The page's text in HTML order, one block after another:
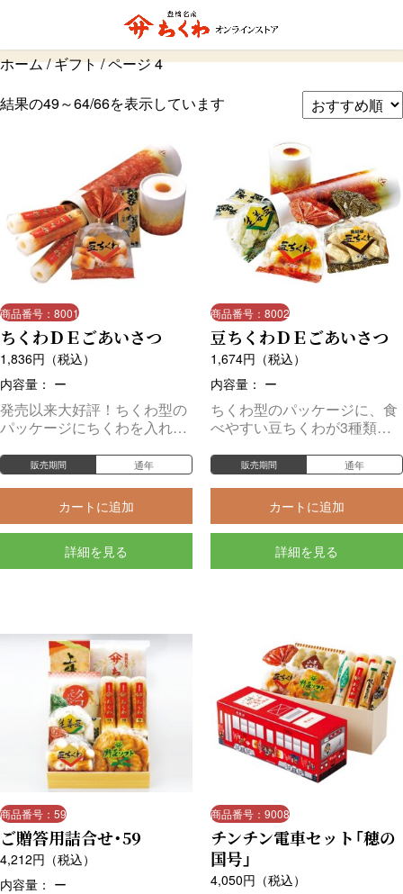
ギフト
ホーム/ギフト/ ページ 4
結果の49～64/66を表示しています
商品番号：8001
ちくわＤＥごあいさつ
1,836円（税込）
内容量： ー
発売以来大好評！ちくわ型の
パッケージにちくわを入れて
る、手頃でさりげない贈り
物。
販売期間 通年
カートに追加
詳細を見る
商品番号：8002
豆ちくわＤＥごあいさつ
1,674円（税込）
内容量： ー
ちくわ型のパッケージに、食
べやすい豆ちくわが3種類と
販売期間 通年
カートに追加
詳細を見る
商品番号：59
ご贈答用詰合せ・59
4,212円（税込）
内容量： ー
商品番号：9008
チンチン電車セット「穂の
国号」
4,050円（税込）